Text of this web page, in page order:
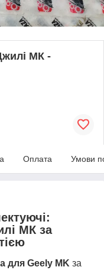
МК -
Оплата Умови
МК за
для Geely MK за